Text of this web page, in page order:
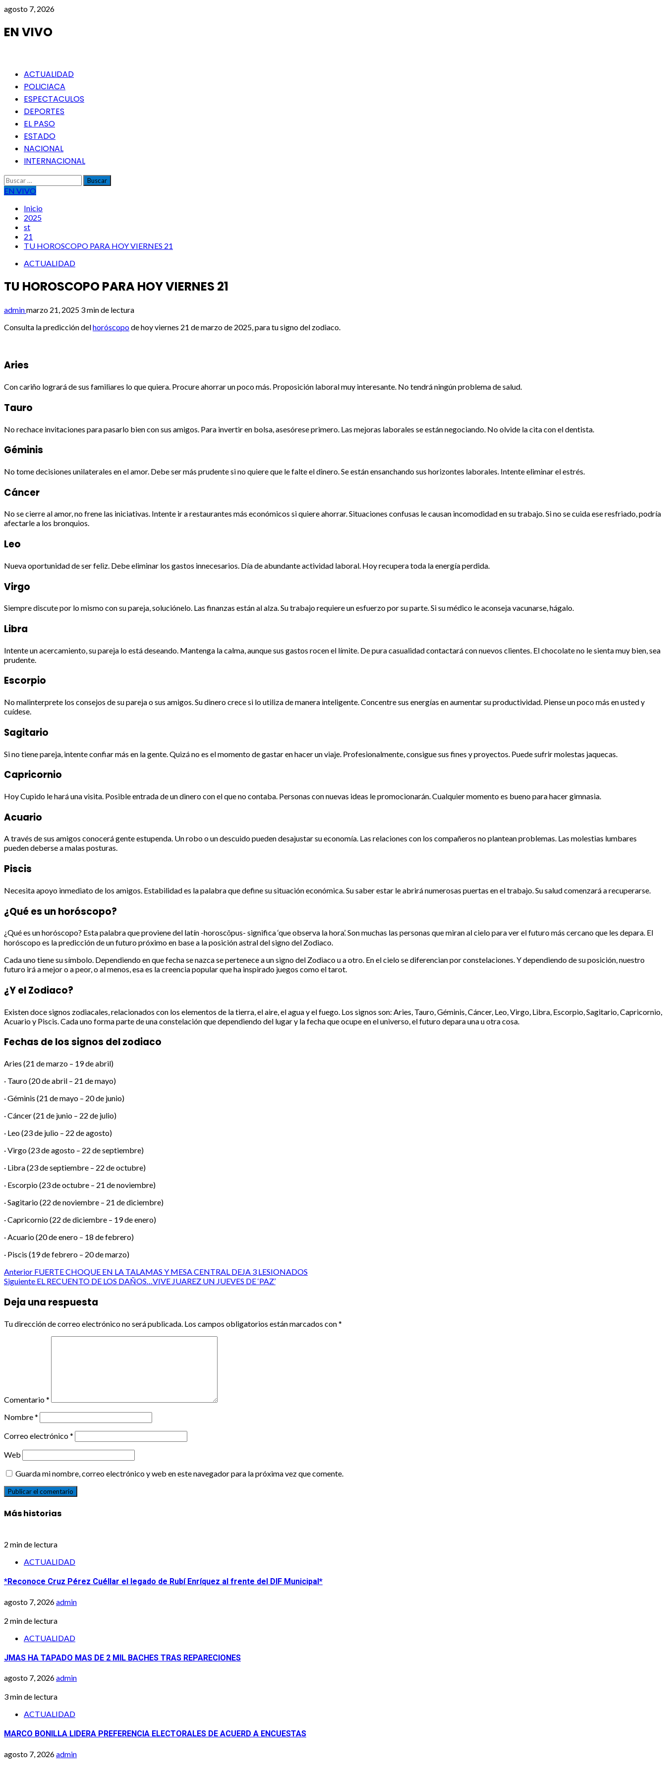
Saltar
contenido
agosto 7, 2026
EN VIVO
Menú
principal
ACTUALIDAD
POLICIACA
ESPECTACULOS
DEPORTES
EL PASO
ESTADO
NACIONAL
INTERNACIONAL
Buscar:
EN VIVO
Inicio
2025
st
21
TU HOROSCOPO PARA HOY VIERNES 21
ACTUALIDAD
TU HOROSCOPO PARA HOY VIERNES 21
adminmarzo 21, 2025 3 min de lectura
Consulta la predicción delhoróscopode hoy viernes 21 de marzo de 2025, para tu signo del zodiaco.
Aries
Con cariño logrará de sus familiares lo que quiera. Procure ahorrar un poco más. Proposición laboral muy interesante. No tendrá ningún problema de salud.
Tauro
No rechace invitaciones para pasarlo bien con sus amigos. Para invertir en bolsa, asesórese primero. Las mejoras laborales se están negociando. No olvide la cita con el dentista.
Géminis
No tome decisiones unilaterales en el amor. Debe ser más prudente si no quiere que le falte el dinero. Se están ensanchando sus horizontes laborales. Intente eliminar el estrés.
Cáncer
No se cierre al amor, no frene las iniciativas. Intente ir a restaurantes más económicos si quiere ahorrar. Situaciones confusas le causan incomodidad en su trabajo. Si no se cuida ese resfriado, podría
afectarle a los bronquios.
Leo
Nueva oportunidad de ser feliz. Debe eliminar los gastos innecesarios. Día de abundante actividad laboral. Hoy recupera toda la energía perdida.
Virgo
Siempre discute por lo mismo con su pareja, soluciónelo. Las finanzas están al alza. Su trabajo requiere un esfuerzo por su parte. Si su médico le aconseja vacunarse, hágalo.
Libra
Intente un acercamiento, su pareja lo está deseando. Mantenga la calma, aunque sus gastos rocen el límite. De pura casualidad contactará con nuevos clientes. El chocolate no le sienta muy bien, sea
prudente.
Escorpio
No malinterprete los consejos de su pareja o sus amigos. Su dinero crece si lo utiliza de manera inteligente. Concentre sus energías en aumentar su productividad. Piense un poco más en usted y
cuídese.
Sagitario
Si no tiene pareja, intente confiar más en la gente. Quizá no es el momento de gastar en hacer un viaje. Profesionalmente, consigue sus fines y proyectos. Puede sufrir molestas jaquecas.
Capricornio
Hoy Cupido le hará una visita. Posible entrada de un dinero con el que no contaba. Personas con nuevas ideas le promocionarán. Cualquier momento es bueno para hacer gimnasia.
Acuario
A través de sus amigos conocerá gente estupenda. Un robo o un descuido pueden desajustar su economía. Las relaciones con los compañeros no plantean problemas. Las molestias lumbares
pueden deberse a malas posturas.
Piscis
Necesita apoyo inmediato de los amigos. Estabilidad es la palabra que define su situación económica. Su saber estar le abrirá numerosas puertas en el trabajo. Su salud comenzará a recuperarse.
¿Qué es un horóscopo?
¿Qué es un horóscopo? Esta palabra que proviene del latín -horoscŏpus- significa ‘que observa la hora’. Son muchas las personas que miran al cielo para ver el futuro más cercano que les depara. El
horóscopo es la predicción de un futuro próximo en base a la posición astral del signo del Zodiaco.
Cada uno tiene su símbolo. Dependiendo en que fecha se nazca se pertenece a un signo del Zodiaco u a otro. En el cielo se diferencian por constelaciones. Y dependiendo de su posición, nuestro
futuro irá a mejor o a peor, o al menos, esa es la creencia popular que ha inspirado juegos como el tarot.
¿Y el Zodiaco?
Existen doce signos zodiacales, relacionados con los elementos de la tierra, el aire, el agua y el fuego. Los signos son: Aries, Tauro, Géminis, Cáncer, Leo, Virgo, Libra, Escorpio, Sagitario, Capricornio,
Acuario y Piscis. Cada uno forma parte de una constelación que dependiendo del lugar y la fecha que ocupe en el universo, el futuro depara una u otra cosa.
Fechas de los signos del zodiaco
Aries (21 de marzo – 19 de abril)
· Tauro (20 de abril – 21 de mayo)
· Géminis (21 de mayo – 20 de junio)
· Cáncer (21 de junio – 22 de julio)
· Leo (23 de julio – 22 de agosto)
· Virgo (23 de agosto – 22 de septiembre)
· Libra (23 de septiembre – 22 de octubre)
· Escorpio (23 de octubre – 21 de noviembre)
· Sagitario (22 de noviembre – 21 de diciembre)
· Capricornio (22 de diciembre – 19 de enero)
· Acuario (20 de enero – 18 de febrero)
· Piscis (19 de febrero – 20 de marzo)
Post
Anterior FUERTE CHOQUE EN LA TALAMAS Y MESA CENTRAL DEJA 3 LESIONADOS
Siguiente EL RECUENTO DE LOS DAÑOS…VIVE JUAREZ UN JUEVES DE ‘PAZ’
Deja una respuesta
Tu dirección de correo electrónico no será publicada. Los campos obligatorios están marcados con*
Comentario*
Nombre*
Correo electrónico*
Web
Guarda mi nombre, correo electrónico y web en este navegador para la próxima vez que comente.
Más historias
2 min de lectura
ACTUALIDAD
*Reconoce Cruz Pérez Cuéllar el legado de Rubí Enríquez al frente del DIF Municipal*
agosto 7, 2026admin
2 min de lectura
ACTUALIDAD
JMAS HA TAPADO MAS DE 2 MIL BACHES TRAS REPARECIONES
agosto 7, 2026admin
3 min de lectura
ACTUALIDAD
MARCO BONILLA LIDERA PREFERENCIA ELECTORALES DE ACUERD A ENCUESTAS
agosto 7, 2026admin